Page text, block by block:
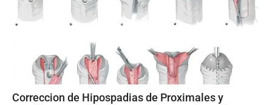
Correccion de Hipospadias de Proximales y